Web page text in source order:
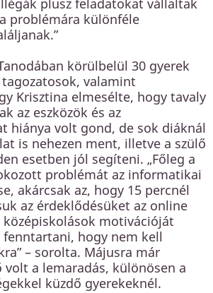
plusz feladatokat vállaltak
problémára különféle
körülbelül 30 gyerek
valamint
Krisztina elmesélte, hogy tavaly
az eszközök és az
hiánya volt gond, de sok diáknál
is nehezen ment, illetve a szülő
esetben jól segíteni. „Főleg a
problémát az informatikai
akárcsak az, hogy 15 percnél
az érdeklődésüket az online
motivációját
fenntartani, hogy nem kell
– sorolta. Májusra már
volt a lemaradás, különösen a
küzdő gyerekeknél.